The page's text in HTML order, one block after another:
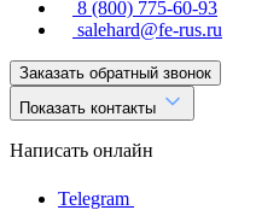
8 (800) 775-60-93
salehard@fe-rus.ru
Заказать обратный звонок
Показать контакты
Написать онлайн
Telegram